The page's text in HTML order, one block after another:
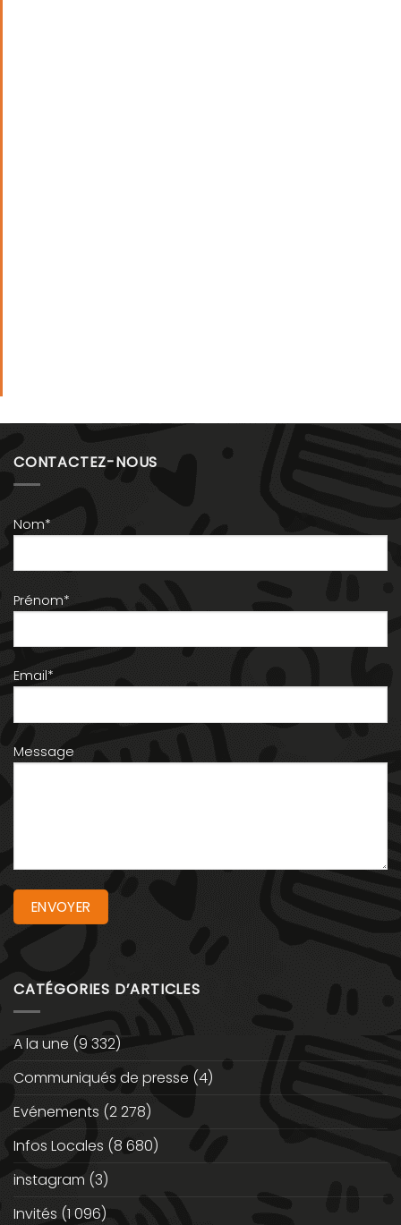
CONTACTEZ-NOUS
Nom*
Prénom*
Email*
Message
CATÉGORIES D’ARTICLES
A la une (9 332)
Communiqués de presse (4)
Evénements (2 278)
Infos Locales (8 680)
instagram (3)
Invités (1 096)